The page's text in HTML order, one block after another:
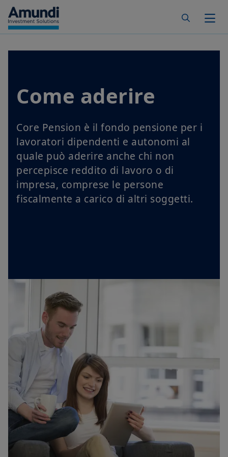
Skip to main content
Come aderire
Core Pension è il fondo pensione per i
lavoratori dipendenti e autonomi al
quale può aderire anche chi non
percepisce reddito di lavoro o di
impresa, comprese le persone
fiscalmente a carico di altri soggetti.